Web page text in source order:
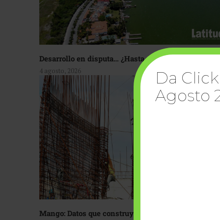
Desarrollo en disputa… ¿Hasta dónde crecer?
4 agosto, 2026
Mango: Datos que construyen confianza
Da
Agosto